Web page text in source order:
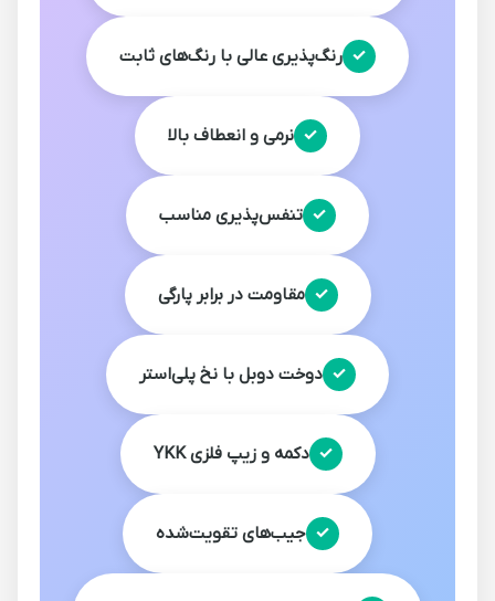
رنگ‌پذیری عالی با رنگ‌های ثابت
نرمی و انعطاف بالا
تنفس‌پذیری مناسب
مقاومت در برابر پارگی
دوخت دوبل با نخ پلی‌استر
دکمه و زیپ فلزی YKK
جیب‌های تقویت‌شده